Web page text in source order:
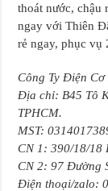
thoát nước, chậu
ngay với Thiên
rẻ ngay, phục vụ
Công Ty Điện Cơ
Địa chỉ: B45 Tô
TPHCM.
MST:
CN 1: 390/18/18
CN 2: 97 Đường
Điện thoại/zalo: